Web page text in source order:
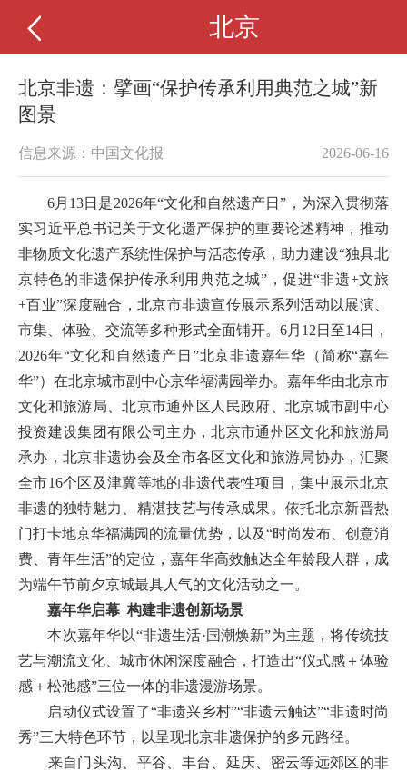
北京
北京非遗：擘画“保护传承利用典范之城”新
图景
信息来源：中国文化报 2026-06-16
6月13日是2026年“文化和自然遗产日”，为深入贯彻落
实习近平总书记关于文化遗产保护的重要论述精神，推动
非物质文化遗产系统性保护与活态传承，助力建设“独具北
京特色的非遗保护传承利用典范之城”，促进“非遗+文旅
+百业”深度融合，北京市非遗宣传展示系列活动以展演、
市集、体验、交流等多种形式全面铺开。6月12日至14日，
2026年“文化和自然遗产日”北京非遗嘉年华（简称“嘉年
华”）在北京城市副中心京华福满园举办。嘉年华由北京市
文化和旅游局、北京市通州区人民政府、北京城市副中心
投资建设集团有限公司主办，北京市通州区文化和旅游局
承办，北京非遗协会及全市各区文化和旅游局协办，汇聚
全市16个区及津冀等地的非遗代表性项目，集中展示北京
非遗的独特魅力、精湛技艺与传承成果。依托北京新晋热
门打卡地京华福满园的流量优势，以及“时尚发布、创意消
费、青年生活”的定位，嘉年华高效触达全年龄段人群，成
为端午节前夕京城最具人气的文化活动之一。
嘉年华启幕 构建非遗创新场景
本次嘉年华以“非遗生活·国潮焕新”为主题，将传统技
艺与潮流文化、城市休闲深度融合，打造出“仪式感＋体验
感＋松弛感”三位一体的非遗漫游场景。
启动仪式设置了“非遗兴乡村”“非遗云触达”“非遗时尚
秀”三大特色环节，以呈现北京非遗保护的多元路径。
来自门头沟、平谷、丰台、延庆、密云等远郊区的非